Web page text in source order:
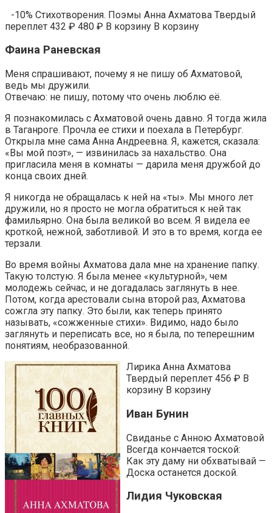
-10% Стихотворения. Поэмы Анна Ахматова Твердый
переплет 432 ₽ 480 ₽ В корзину В корзину
Фаина Раневская
Меня спрашивают, почему я не пишу об Ахматовой,
ведь мы дружили.
Отвечаю: не пишу, потому что очень люблю её.
Я познакомилась с Ахматовой очень давно. Я тогда жила
в Таганроге. Прочла ее стихи и поехала в Петербург.
Открыла мне сама Анна Андреевна. Я, кажется, сказала:
«Вы мой поэт», — извинилась за нахальство. Она
пригласила меня в комнаты — дарила меня дружбой до
конца своих дней.
Я никогда не обращалась к ней на «ты». Мы много лет
дружили, но я просто не могла обратиться к ней так
фамильярно. Она была великой во всем. Я видела ее
кроткой, нежной, заботливой. И это в то время, когда ее
терзали.
Во время войны Ахматова дала мне на хранение папку.
Такую толстую. Я была менее «культурной», чем
молодежь сейчас, и не догадалась заглянуть в нее.
Потом, когда арестовали сына второй раз, Ахматова
сожгла эту папку. Это были, как теперь принято
называть, «сожженные стихи». Видимо, надо было
заглянуть и переписать все, но я была, по теперешним
понятиям, необразованной.
Лирика Анна Ахматова
Твердый переплет 456 ₽ В
корзину В корзину
Иван Бунин
Свиданье с Анною Ахматовой
Всегда кончается тоской:
Как эту даму ни обхватывай —
Доска останется доской.
Лидия Чуковская